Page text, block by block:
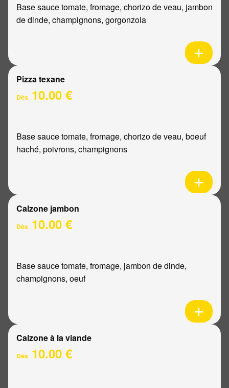
Base sauce tomate, fromage, chorizo de veau, jambon
de dinde, champignons, gorgonzola
Pizza texane
Dès 10.00 €
Base sauce tomate, fromage, chorizo de veau, boeuf
haché, poivrons, champignons
Calzone jambon
Dès 10.00 €
Base sauce tomate, fromage, jambon de dinde,
champignons, oeuf
Calzone à la viande
Dès 10.00 €